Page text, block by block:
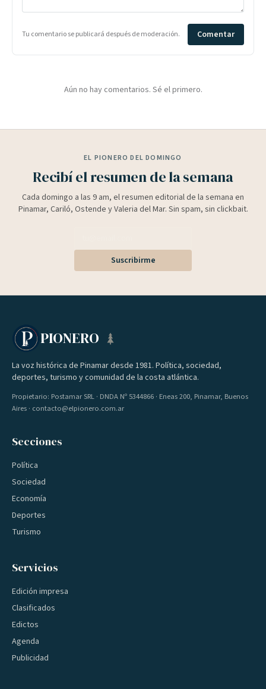
Tu comentario se publicará después de moderación. Comentar
Aún no hay comentarios. Sé el primero.
EL PIONERO DEL DOMINGO
Recibí el resumen de la semana
Cada domingo a las 9 am, el resumen editorial de la semana en
Pinamar, Cariló, Ostende y Valeria del Mar. Sin spam, sin clickbait.
Suscribirme
PIONERO
La voz histórica de Pinamar desde 1981. Política, sociedad,
deportes, turismo y comunidad de la costa atlántica.
Propietario: Postamar SRL · DNDA Nº 5344866 · Eneas 200, Pinamar, Buenos
Aires · contacto@elpionero.com.ar
Secciones
Política
Sociedad
Economía
Deportes
Turismo
Servicios
Edición impresa
Clasificados
Edictos
Agenda
Publicidad